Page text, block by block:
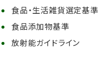
食品・生活雑貨選定基準
食品添加物基準
放射能ガイドライン